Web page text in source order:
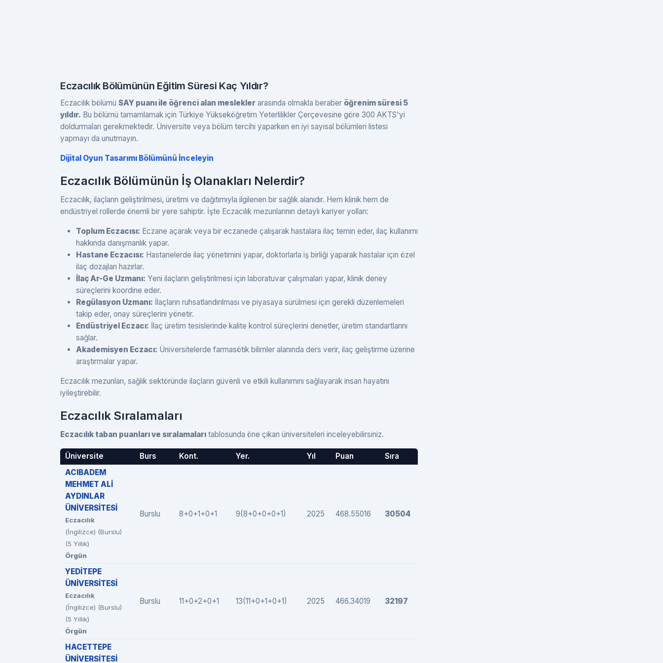
Eczacılık Bölümünün Eğitim Süresi Kaç Yıldır?
Eczacılık bölümü SAY puanı ile öğrenci alan meslekler arasında olmakla beraber öğrenim süresi 5
yıldır. Bu bölümü tamamlamak için Türkiye Yükseköğretim Yeterlilikler Çerçevesine göre 300 AKTS'yi
doldurmaları gerekmektedir. Üniversite veya bölüm tercihi yaparken en iyi sayısal bölümleri listesi
yapmayı da unutmayın.
Dijital Oyun Tasarımı Bölümünü İnceleyin
Eczacılık Bölümünün İş Olanakları Nelerdir?
Eczacılık, ilaçların geliştirilmesi, üretimi ve dağıtımıyla ilgilenen bir sağlık alanıdır. Hem klinik hem de
endüstriyel rollerde önemli bir yere sahiptir. İşte Eczacılık mezunlarının detaylı kariyer yolları:
Toplum Eczacısı: Eczane açarak veya bir eczanede çalışarak hastalara ilaç temin eder, ilaç kullanımı
hakkında danışmanlık yapar.
Hastane Eczacısı: Hastanelerde ilaç yönetimini yapar, doktorlarla iş birliği yaparak hastalar için özel
ilaç dozajları hazırlar.
İlaç Ar-Ge Uzmanı: Yeni ilaçların geliştirilmesi için laboratuvar çalışmaları yapar, klinik deney
süreçlerini koordine eder.
Regülasyon Uzmanı: İlaçların ruhsatlandırılması ve piyasaya sürülmesi için gerekli düzenlemeleri
takip eder, onay süreçlerini yönetir.
Endüstriyel Eczacı: İlaç üretim tesislerinde kalite kontrol süreçlerini denetler, üretim standartlarını
sağlar.
Akademisyen Eczacı: Üniversitelerde farmasötik bilimler alanında ders verir, ilaç geliştirme üzerine
araştırmalar yapar.
Eczacılık mezunları, sağlık sektöründe ilaçların güvenli ve etkili kullanımını sağlayarak insan hayatını
iyileştirebilir.
Eczacılık Sıralamaları
Eczacılık taban puanları ve sıralamaları tablosunda öne çıkan üniversiteleri inceleyebilirsiniz.
Üniversite Burs Kont. Yer. Yıl Puan
Sıra
ACIBADEM
MEHMET ALİ
AYDINLAR
ÜNİVERSİTESİ
Eczacılık
(İngilizce) (Burslu)
(5 Yıllık)
Örgün
Burslu 8+0+1+0+1 9(8+0+0+0+1) 2025 468.55016 30504
YEDİTEPE
ÜNİVERSİTESİ
Eczacılık
(İngilizce) (Burslu)
(5 Yıllık)
Örgün
Burslu 11+0+2+0+1 13(11+0+1+0+1) 2025 466.34019 32197
HACETTEPE
ÜNİVERSİTESİ